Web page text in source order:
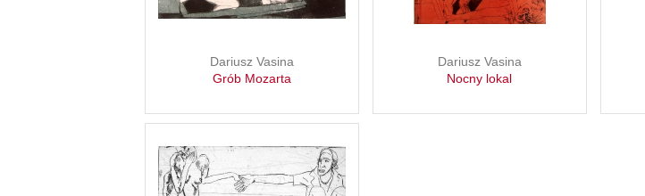
Dariusz Vasina
Grób Mozarta
Dariusz Vasina
Nocny lokal